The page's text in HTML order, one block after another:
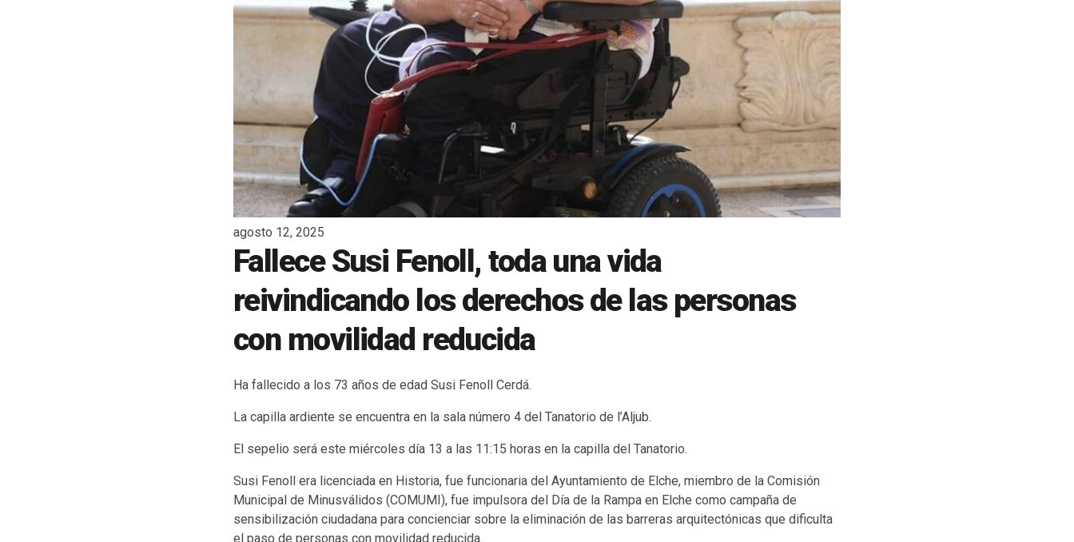
agosto 12, 2025
Fallece Susi Fenoll, toda una vida
reivindicando los derechos de las personas
con movilidad reducida
Ha fallecido a los 73 años de edad Susi Fenoll Cerdá.
La capilla ardiente se encuentra en la sala número 4 del Tanatorio de l’Aljub.
El sepelio será este miércoles día 13 a las 11:15 horas en la capilla del Tanatorio.
Susi Fenoll era licenciada en Historia, fue funcionaria del Ayuntamiento de Elche, miembro de la Comisión
Municipal de Minusválidos (COMUMI), fue impulsora del Día de la Rampa en Elche como campaña de
sensibilización ciudadana para concienciar sobre la eliminación de las barreras arquitectónicas que dificulta
el paso de personas con movilidad reducida.